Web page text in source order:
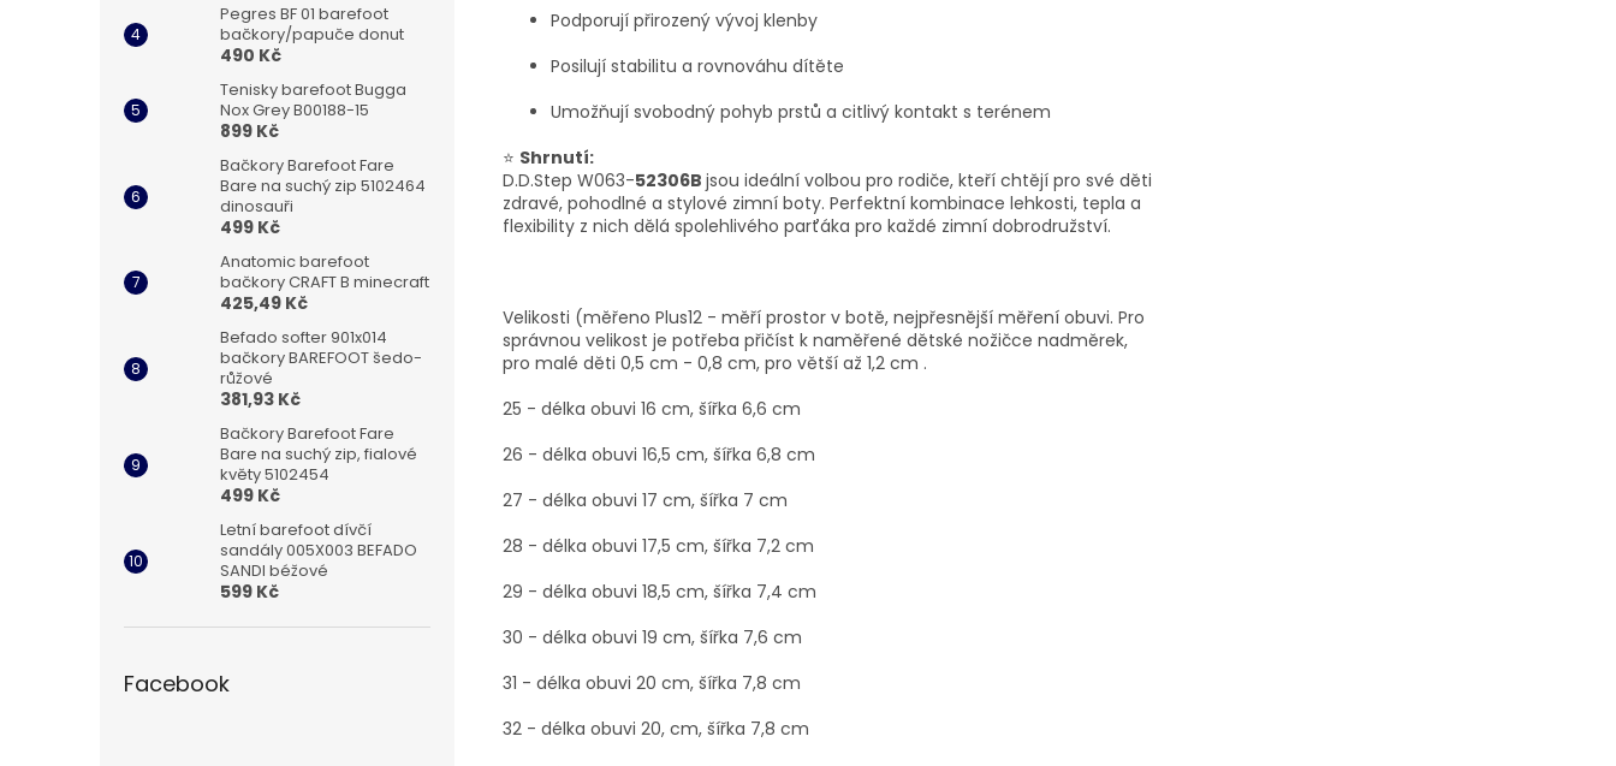
Pegres BF 01 barefoot
bačkory/papuče donut
490 Kč
Tenisky barefoot Bugga
Nox Grey B00188-15
899 Kč
Bačkory Barefoot Fare
Bare na suchý zip 5102464
dinosauři
499 Kč
Anatomic barefoot
bačkory CRAFT B minecraft
425,49 Kč
Befado softer 901x014
bačkory BAREFOOT šedo-
růžové
381,93 Kč
Bačkory Barefoot Fare
Bare na suchý zip, fialové
květy 5102454
499 Kč
Letní barefoot dívčí
sandály 005X003 BEFADO
SANDI béžové
599 Kč
Facebook
Podporují přirozený vývoj klenby
Posilují stabilitu a rovnováhu dítěte
Umožňují svobodný pohyb prstů a citlivý kontakt s terénem
⭐ Shrnutí:
D.D.Step W063-52306B jsou ideální volbou pro rodiče, kteří chtějí pro své děti
zdravé, pohodlné a stylové zimní boty. Perfektní kombinace lehkosti, tepla a
flexibility z nich dělá spolehlivého parťáka pro každé zimní dobrodružství.
Velikosti (měřeno Plus12 - měří prostor v botě, nejpřesnější měření obuvi. Pro
správnou velikost je potřeba přičíst k naměřené dětské nožičce nadměrek,
pro malé děti 0,5 cm - 0,8 cm, pro větší až 1,2 cm .
25 - délka obuvi 16 cm, šířka 6,6 cm
26 - délka obuvi 16,5 cm, šířka 6,8 cm
27 - délka obuvi 17 cm, šířka 7 cm
28 - délka obuvi 17,5 cm, šířka 7,2 cm
29 - délka obuvi 18,5 cm, šířka 7,4 cm
30 - délka obuvi 19 cm, šířka 7,6 cm
31 - délka obuvi 20 cm, šířka 7,8 cm
32 - délka obuvi 20, cm, šířka 7,8 cm